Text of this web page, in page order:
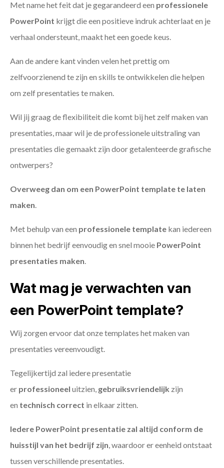
Met name het feit dat je gegarandeerd een professionele
PowerPoint krijgt die een positieve indruk achterlaat en je
verhaal ondersteunt, maakt het een goede keus.
Aan de andere kant vinden velen het prettig om
zelfvoorzienend te zijn en skills te ontwikkelen die helpen
om zelf presentaties te maken.
Wil jij graag de flexibiliteit die komt bij het zelf maken van
presentaties, maar wil je de professionele uitstraling van
presentaties die gemaakt zijn door getalenteerde grafische
ontwerpers?
Overweeg dan om een PowerPoint template te laten
maken.
Met behulp van een professionele template kan iedereen
binnen het bedrijf eenvoudig en snel mooie PowerPoint
presentaties maken.
Wat mag je verwachten van
een PowerPoint template?
Wij zorgen ervoor dat onze templates het maken van
presentaties vereenvoudigt.
Tegelijkertijd zal iedere presentatie
er professioneel uitzien, gebruiksvriendelijk zijn
en technisch correct in elkaar zitten.
Iedere PowerPoint presentatie zal altijd conform de
huisstijl van het bedrijf zijn, waardoor er eenheid ontstaat
tussen verschillende presentaties.